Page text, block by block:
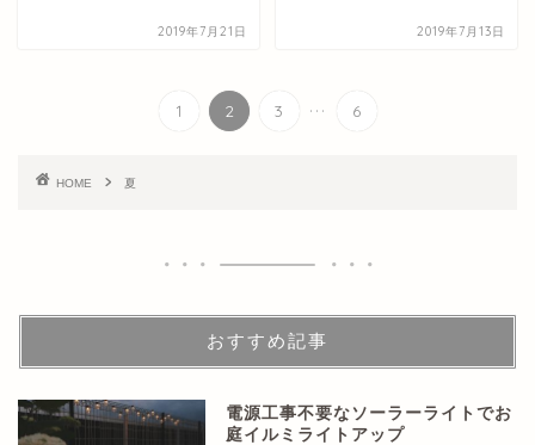
2019年7月21日 2019年7月13日
1 2 3 ... 6
HOME 夏
おすすめ記事
電源工事不要なソーラーライトでお
庭イルミライトアップ